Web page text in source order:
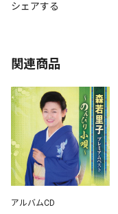
シェアする
関連商品
アルバムCD